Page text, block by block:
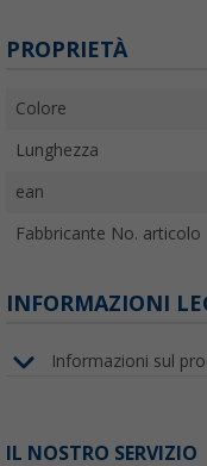
PROPRIETÀ
Colore
Lunghezza
ean
Fabbricante No. articolo
INFORMAZIONI
Informazioni sul
IL NOSTRO SERVIZIO